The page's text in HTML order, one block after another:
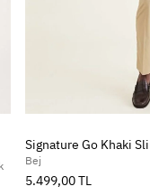
Signature Go Khaki
Bej
5.499,00 TL